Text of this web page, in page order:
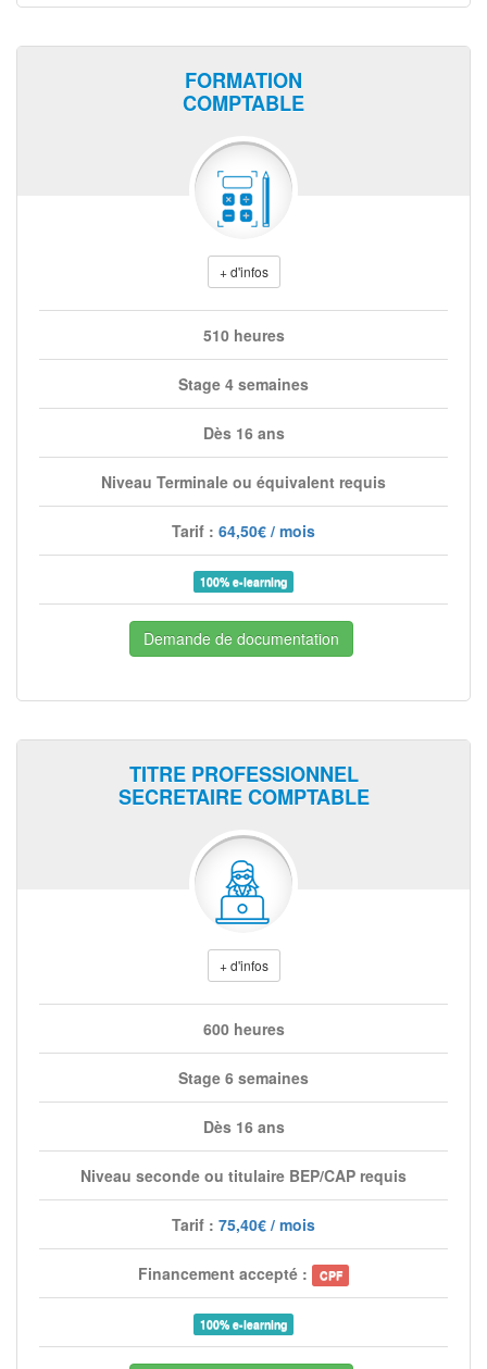
FORMATION
COMPTABLE
+ d'infos
510 heures
Stage 4 semaines
Dès 16 ans
Niveau Terminale ou équivalent requis
Tarif : 64,50€ / mois
100% e-learning
Demande de documentation
TITRE PROFESSIONNEL
SECRETAIRE COMPTABLE
+ d'infos
600 heures
Stage 6 semaines
Dès 16 ans
Niveau seconde ou titulaire BEP/CAP requis
Tarif : 75,40€ / mois
Financement accepté : CPF
100% e-learning